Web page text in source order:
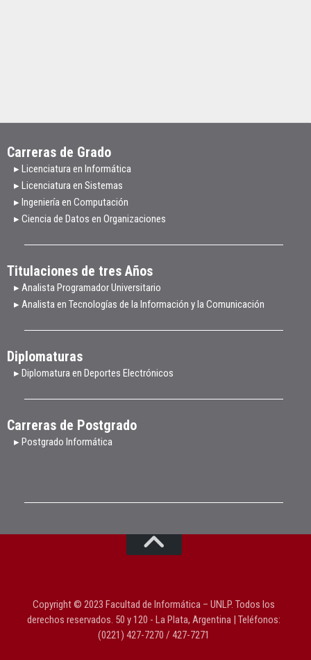
Carreras de Grado
▸ Licenciatura en Informática
▸ Licenciatura en Sistemas
▸ Ingeniería en Computación
▸ Ciencia de Datos en Organizaciones
Titulaciones de tres Años
▸ Analista Programador Universitario
▸ Analista en Tecnologías de la Información y la Comunicación
Diplomaturas
▸ Diplomatura en Deportes Electrónicos
Carreras de Postgrado
▸ Postgrado Informática
Copyright © 2023 Facultad de Informática – UNLP. Todos los
derechos reservados. 50 y 120 - La Plata, Argentina | Teléfonos:
(0221) 427-7270 / 427-7271